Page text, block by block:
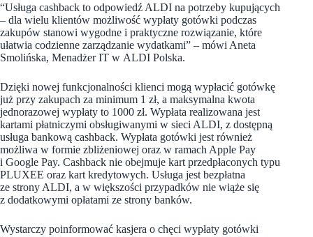
“Usługa cashback to odpowiedź ALDI na potrzeby kupujących
– dla wielu klientów możliwość wypłaty gotówki podczas
zakupów stanowi wygodne i praktyczne rozwiązanie, które
ułatwia codzienne zarządzanie wydatkami” – mówi Aneta
Smolińska, Menadżer IT w ALDI Polska.
Dzięki nowej funkcjonalności klienci mogą wypłacić gotówkę
już przy zakupach za minimum 1 zł, a maksymalna kwota
jednorazowej wypłaty to 1000 zł. Wypłata realizowana jest
kartami płatniczymi obsługiwanymi w sieci ALDI, z dostępną
usługa bankową cashback. Wypłata gotówki jest również
możliwa w formie zbliżeniowej oraz w ramach Apple Pay
i Google Pay. Cashback nie obejmuje kart przedpłaconych typu
PLUXEE oraz kart kredytowych. Usługa jest bezpłatna
ze strony ALDI, a w większości przypadków nie wiąże się
z dodatkowymi opłatami ze strony banków.
Wystarczy poinformować kasjera o chęci wypłaty gotówki